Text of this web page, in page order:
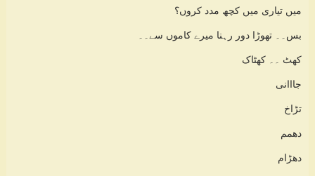
میں تیاری میں کچھ مدد کروں؟
بس۔۔ تھوڑا دور رہنا میرے کاموں سے۔۔
کھٹ ۔۔ کھٹاک
جااانی
تڑاخ
دھمم
دھڑام